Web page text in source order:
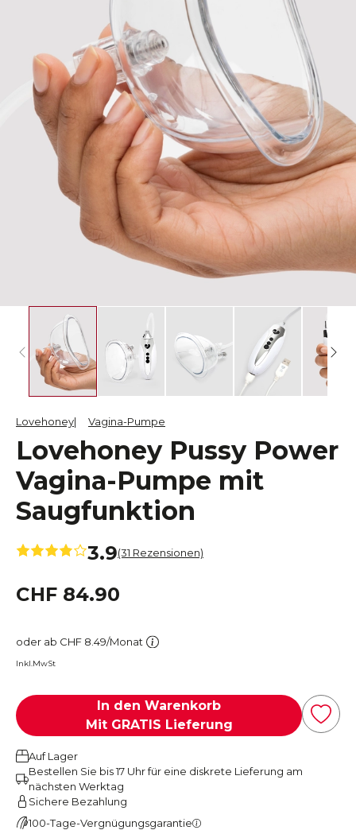
Lovehoney Vagina-Pumpe
Lovehoney Pussy Power
Vagina-Pumpe mit
Saugfunktion
3.9(31 Rezensionen)
CHF 84.90
oder ab CHF 8.49/Monat
Inkl.MwSt
In den Warenkorb
Mit GRATIS Lieferung
Auf Lager
Bestellen Sie bis 17 Uhr für eine diskrete Lieferung am
nächsten Werktag
Sichere Bezahlung
100-Tage-Vergnügungsgarantie